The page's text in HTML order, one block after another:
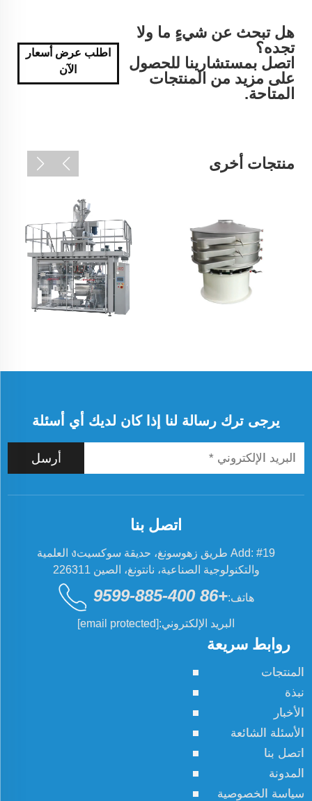
هل تبحث عن شيءٍ ما ولا
تجده؟
اتصل بمستشارينا للحصول
على مزيد من المنتجات
المتاحة.
اطلب عرض أسعار
الآن
منتجات أخرى
يرجى ترك رسالة لنا إذا كان لديك أي أسئلة
أرسل
روابط سريعة
المنتجات
نبذة
الأخبار
الأسئلة الشائعة
اتصل بنا
المدونة
سياسة الخصوصية
اتصل بنا
Add: #19 طريق زهوسونغ، حديقة سوكسيتง العلمية
والتكنولوجية الصناعية، نانتونغ، الصين 226311
هاتف:+86 400-885-9599
البريد الإلكتروني:[email protected]